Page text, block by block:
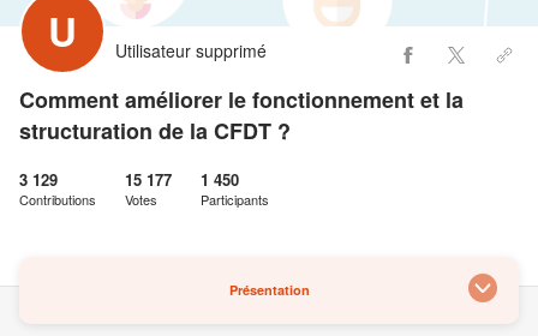
U Utilisateur supprimé
Comment améliorer le fonctionnement et la
structuration de la CFDT ?
3 129
Contributions
15 177
Votes
1 450
Participants
Présentation